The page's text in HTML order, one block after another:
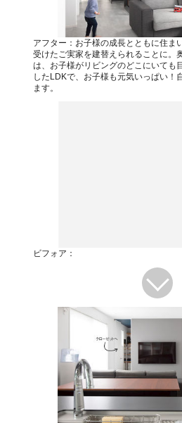
アフター：お子様の成長とともに住ま
受けたご実家を建替えられることに。
は、お子様がリビングのどこにいても
したLDKで、お子様も元気いっぱい！
ます。
ビフォア：